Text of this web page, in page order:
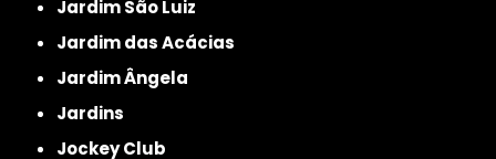
Jardim São Luiz
Jardim das Acácias
Jardim Ângela
Jardins
Jockey Club